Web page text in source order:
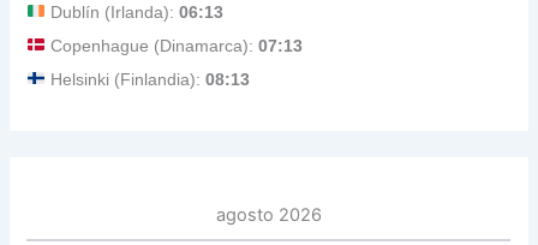
Dublín (Irlanda):06:13
Copenhague (Dinamarca):07:13
Helsinki (Finlandia):08:13
agosto 2026